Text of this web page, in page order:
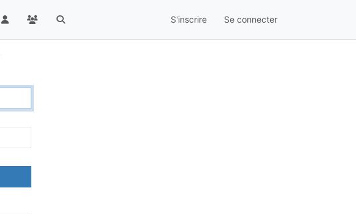
S'inscrire Se connecter